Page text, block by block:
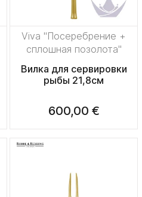
Viva "Посеребрение +
сплошная позолота"
Вилка для сервировки
рыбы 21,8см
600,00 €